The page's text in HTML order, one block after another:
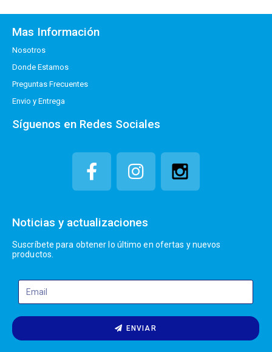
Mas Información
Nosotros
Donde Estamos
Preguntas Frecuentes
Envio y Entrega
Síguenos en Redes Sociales
Noticias y actualizaciones
Suscríbete para obtener lo último en ofertas y nuevos
productos.
ENVIAR